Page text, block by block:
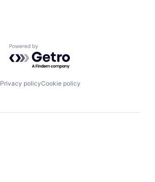
Powered by Getro.com
Privacy policyCookie policy